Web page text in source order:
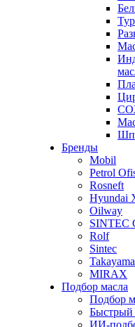
Бренды
Mobil
Petrol
Rosneft
Hyundai
Oilway
SINTEC
Rolf
Sintec
Takayama
MIRAX
Подбор масла
Подбор
Быстрый
ИИ-